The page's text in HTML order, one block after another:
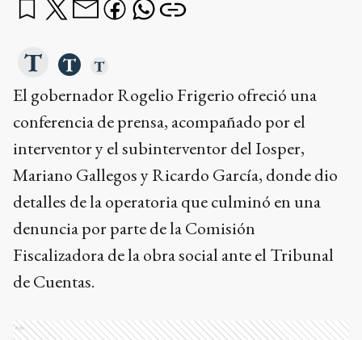
El gobernador Rogelio Frigerio ofreció una
conferencia de prensa, acompañado por el
interventor y el subinterventor del Iosper,
Mariano Gallegos y Ricardo García, donde dio
detalles de la operatoria que culminó en una
denuncia por parte de la Comisión
Fiscalizadora de la obra social ante el Tribunal
de Cuentas.
Ads